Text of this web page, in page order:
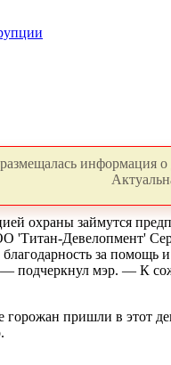
информация
охраны займутся
'Титан-Девелопмент'
за помощь
подчеркнул мэр. — К
пришли в этот